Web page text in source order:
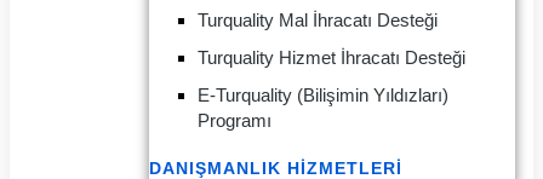
Turquality Mal İhracatı Desteği
Turquality Hizmet İhracatı Desteği
E-Turquality (Bilişimin Yıldızları)
Programı
DANIŞMANLIK HIZMETLERI